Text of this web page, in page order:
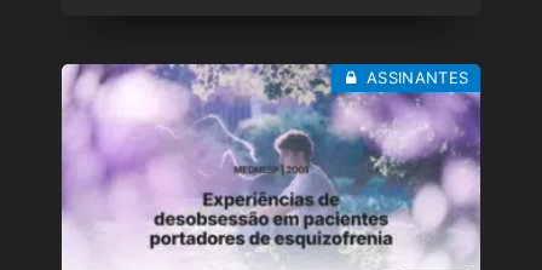
ASSINANTES